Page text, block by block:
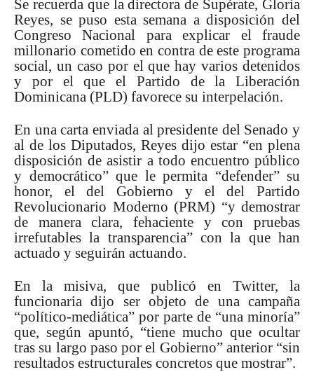
Se recuerda que la directora de Supérate, Gloria
Reyes, se puso esta semana a disposición del
Congreso Nacional para explicar el fraude
millonario cometido en contra de este programa
social, un caso por el que hay varios detenidos
y por el que el Partido de la Liberación
Dominicana (PLD) favorece su interpelación.
En una carta enviada al presidente del Senado y
al de los Diputados, Reyes dijo estar “en plena
disposición de asistir a todo encuentro público
y democrático” que le permita “defender” su
honor, el del Gobierno y el del Partido
Revolucionario Moderno (PRM) “y demostrar
de manera clara, fehaciente y con pruebas
irrefutables la transparencia” con la que han
actuado y seguirán actuando.
En la misiva, que publicó en Twitter, la
funcionaria dijo ser objeto de una campaña
“político-mediática” por parte de “una minoría”
que, según apuntó, “tiene mucho que ocultar
tras su largo paso por el Gobierno” anterior “sin
resultados estructurales concretos que mostrar”.